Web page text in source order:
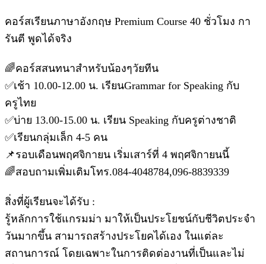
คอร์สเรียนภาษาอังกฤษ Premium Course 40 ชั่วโมง กา
รันตี พูดได้จริง
🌈คอร์สสนทนาสำหรับน้องๆวัยทีน
✅เช้า 10.00-12.00 น. เรียนGrammar for Speaking กับ
ครูไทย
✅บ่าย 13.00-15.00 น. เรียน Speaking กับครูต่างชาติ
✅เรียนกลุ่มเล็ก 4-5 คน
📌รอบเดือนพฤศจิกายน เริ่มเสาร์ที่ 4 พฤศจิกายนนี้
🌈สอบถามเพิ่มเติมโทร.084-4048784,096-8839339
สิ่งที่ผู้เรียนจะได้รับ :
รู้หลักการใช้แกรมม่า มาให้เป็นประโยชน์กับชีวิตประจำ
วันมากขึ้น สามารถสร้างประโยคได้เอง ในแต่ละ
สถานการณ์ โดยเฉพาะในการติดต่องานที่เป็นและไม่